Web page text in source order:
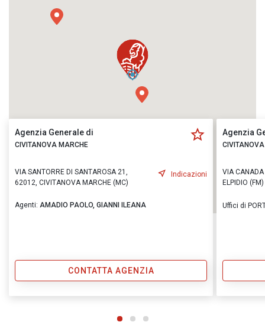
Agenzia Generale di
CIVITANOVA MARCHE
VIA SANTORRE DI SANTAROSA 21,
62012, CIVITANOVA MARCHE (MC)
Indicazioni
Agenti: AMADIO PAOLO, GIANNI ILEANA
CONTATTA AGENZIA
Agenzia
VIA
ELPIDIO (FM)
Uffici di